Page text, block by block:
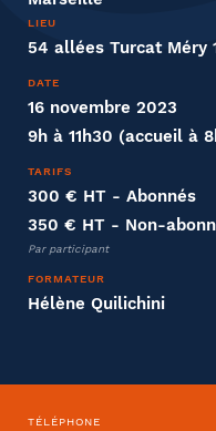
LIEU
54 allées Turcat Méry
DATE
16 novembre 2023
9h à 11h30 (accueil à
TARIFS
300 € HT - Abonnés
350 € HT - Non-
Par participant
FORMATEUR
Hélène Quilichini
TÉLÉPHONE
Entreprise
Société
Fonction